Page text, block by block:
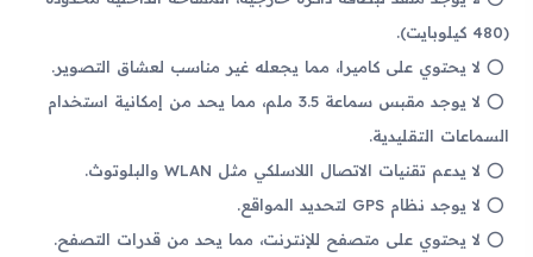
(480 كيلوبايت).
لا يحتوي على كاميرا، مما يجعله غير مناسب لعشاق التصوير.
لا يوجد مقبس سماعة 3.5 ملم، مما يحد من إمكانية استخدام
السماعات التقليدية.
لا يدعم تقنيات الاتصال اللاسلكي مثل WLAN والبلوتوث.
لا يوجد نظام GPS لتحديد المواقع.
لا يحتوي على متصفح للإنترنت، مما يحد من قدرات التصفح.